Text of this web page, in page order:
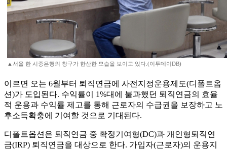
▲서울 한 시중은행의 창구가 한산한 모습을 보이고 있다.(이투데이DB)
이르면 오는 6월부터 퇴직연금에 사전지정운용제도(디폴트옵
션)가 도입된다. 수익률이 1%대에 불과했던 퇴직연금의 효율
적 운용과 수익률 제고를 통해 근로자의 수급권을 보장하고 노
후소득확충에 기여할 것으로 기대된다.
디폴트옵션은 퇴직연금 중 확정기여형(DC)과 개인형퇴직연
금(IRP) 퇴직연금을 대상으로 한다. 가입자(근로자)의 운용지